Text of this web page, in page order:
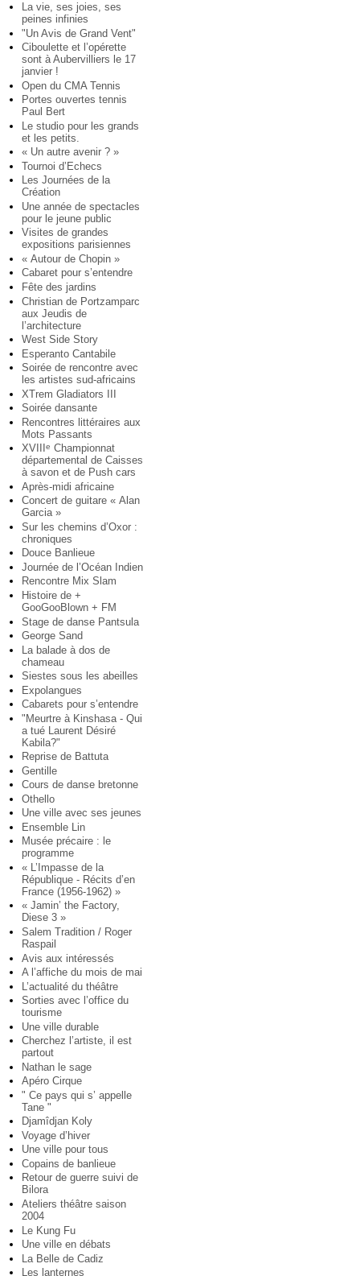
La vie, ses joies, ses
peines infinies
"Un Avis de Grand Vent"
Ciboulette et l’opérette
sont à Aubervilliers le 17
janvier !
Open du CMA Tennis
Portes ouvertes tennis
Paul Bert
Le studio pour les grands
et les petits.
« Un autre avenir ? »
Tournoi d’Echecs
Les Journées de la
Création
Une année de spectacles
pour le jeune public
Visites de grandes
expositions parisiennes
« Autour de Chopin »
Cabaret pour s’entendre
Fête des jardins
Christian de Portzamparc
aux Jeudis de
l’architecture
West Side Story
Esperanto Cantabile
Soirée de rencontre avec
les artistes sud-africains
XTrem Gladiators III
Soirée dansante
Rencontres littéraires aux
Mots Passants
XVIII
e Championnat
départemental de Caisses
à savon et de Push cars
Après-midi africaine
Concert de guitare « Alan
Garcia »
Sur les chemins d’Oxor :
chroniques
Douce Banlieue
Journée de l’Océan Indien
Rencontre Mix Slam
Histoire de +
GooGooBlown + FM
Stage de danse Pantsula
George Sand
La balade à dos de
chameau
Siestes sous les abeilles
Expolangues
Cabarets pour s’entendre
"Meurtre à Kinshasa - Qui
a tué Laurent Désiré
Kabila?"
Reprise de Battuta
Gentille
Cours de danse bretonne
Othello
Une ville avec ses jeunes
Ensemble Lin
Musée précaire : le
programme
« L’Impasse de la
République - Récits d’en
France (1956-1962) »
« Jamin’ the Factory,
Diese 3 »
Salem Tradition / Roger
Raspail
Avis aux intéressés
A l’affiche du mois de mai
L’actualité du théâtre
Sorties avec l’office du
tourisme
Une ville durable
Cherchez l’artiste, il est
partout
Nathan le sage
Apéro Cirque
" Ce pays qui s’ appelle
Tane "
Djamîdjan Koly
Voyage d’hiver
Une ville pour tous
Copains de banlieue
Retour de guerre suivi de
Bilora
Ateliers théâtre saison
2004
Le Kung Fu
Une ville en débats
La Belle de Cadiz
Les lanternes